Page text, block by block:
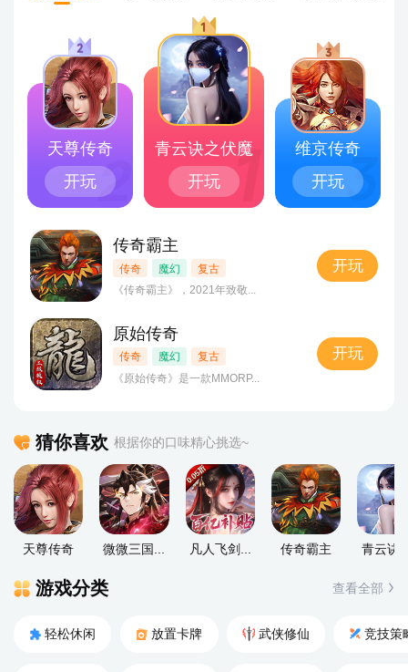
天尊传奇
开玩
青云诀之伏魔
开玩
维京传奇
开玩
4 传奇霸主
传奇 魔幻
复古
《传奇霸主》，2021年致敬...
开玩
5 原始传奇
传奇 魔幻
复古
《原始传奇》是一款MMORP...
开玩
猜你喜欢 根据你的口味精心挑选~
天尊传奇 微微三国... 凡人飞剑... 传奇霸主 青云诀
游戏分类 查看全部
轻松休闲 放置卡牌 武侠修仙 竞技策